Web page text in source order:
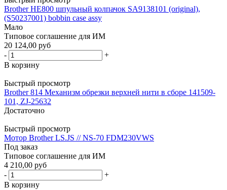
Brother HE800 шпульный колпачок SA9138101 (original),
(S50237001) bobbin case assy
Мало
Типовое соглашение для ИМ
20 124,00 руб
-
+
В корзину
Быстрый просмотр
Brother 814 Механизм обрезки верхней нити в сборе 141509-
101, ZJ-25632
Достаточно
Быстрый просмотр
Мотор Brother LS.JS // NS-70 FDM230VWS
Под заказ
Типовое соглашение для ИМ
4 210,00 руб
-
+
В корзину